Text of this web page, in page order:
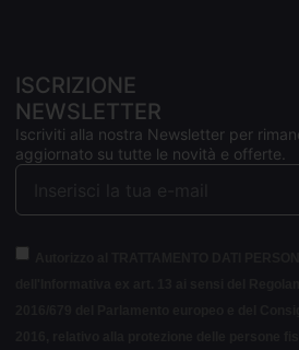
ISCRIZIONE
NEWSLETTER
Iscriviti alla nostra Newsletter per
aggiornato su tutte le novità e offerte.